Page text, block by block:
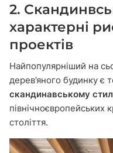
2.
характерні
проектів
Найпопулярніший на
дерев’яного будинку є
скандинавському
північноєвропейських
століття.